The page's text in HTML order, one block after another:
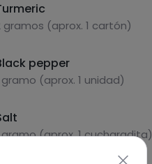
gramos (aprox. 1 cartón)
pepper
gramo (aprox. 1 unidad)
gramo (aprox. 1 cucharadita)